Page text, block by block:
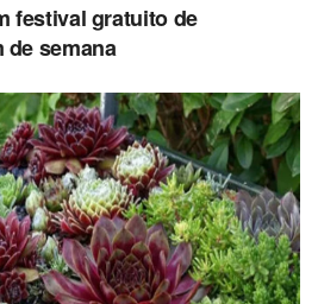
festival gratuito de
de semana